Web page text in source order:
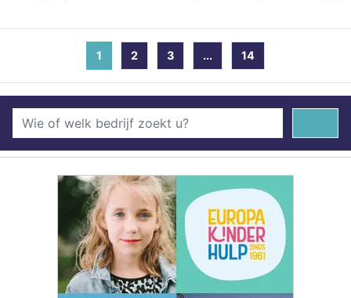
1 (current)
2 3 ... 14